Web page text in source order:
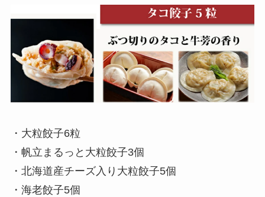
・大粒餃子6粒
・帆立まるっと大粒餃子3個
・北海道産チーズ入り大粒餃子5個
・海老餃子5個